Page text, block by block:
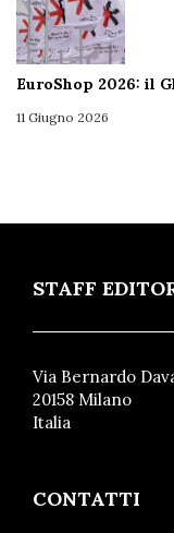
EuroShop 2026: il
11 Giugno 2026
STAFF
Via Bernardo
20158 Milano
Italia
CONTATTI